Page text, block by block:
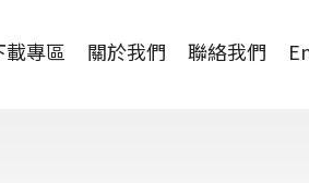
載專區 關於我們 聯絡我們